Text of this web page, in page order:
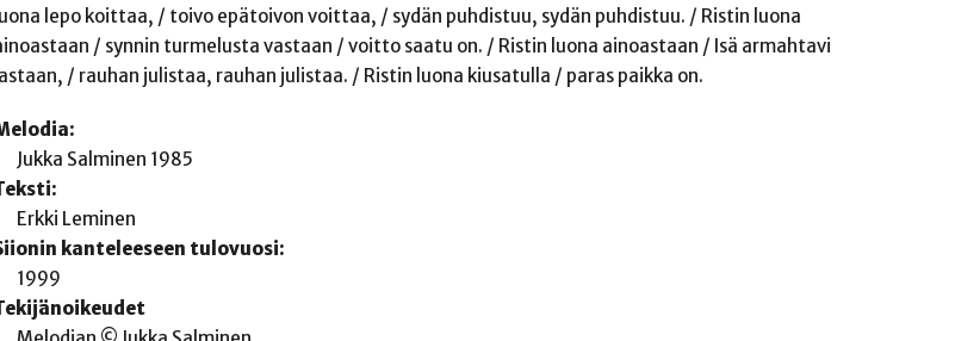
luona lepo koittaa, / toivo epätoivon voittaa, / sydän puhdistuu, sydän puhdistuu. / Ristin luona
/ synnin turmelusta vastaan / voitto saatu on. / Ristin luona ainoastaan / Isä armahtavi
lastaan, / rauhan julistaa, rauhan julistaa. / Ristin luona kiusatulla / paras paikka on.
Jukka Salminen 1985
Erkki Leminen
kanteleeseen tulovuosi:
1999